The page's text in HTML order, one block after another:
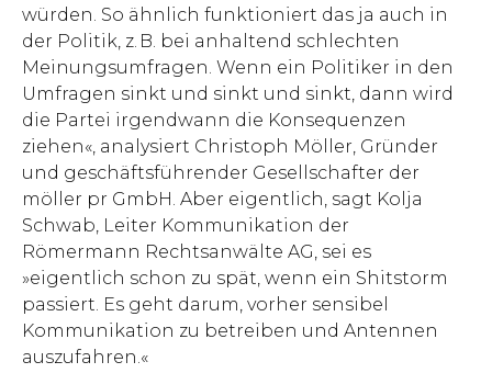
würden. So ähnlich funktioniert das ja auch in
der Politik, z. B. bei anhaltend schlechten
Meinungsumfragen. Wenn ein Politiker in den
Umfragen sinkt und sinkt und sinkt, dann wird
die Partei irgendwann die Konsequenzen
ziehen«, analysiert Christoph Möller, Gründer
und geschäftsführender Gesellschafter der
möller pr GmbH. Aber eigentlich, sagt Kolja
Schwab, Leiter Kommunikation der
Römermann Rechtsanwälte AG, sei es
»eigentlich schon zu spät, wenn ein Shitstorm
passiert. Es geht darum, vorher sensibel
Kommunikation zu betreiben und Antennen
auszufahren.«